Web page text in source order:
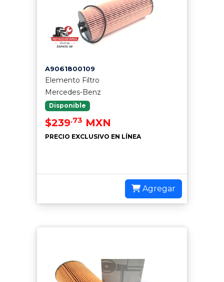
A9061800109
Elemento Filtro
Mercedes-Benz
Disponible
$239.73 MXN
PRECIO EXCLUSIVO EN LÍNEA
Agregar